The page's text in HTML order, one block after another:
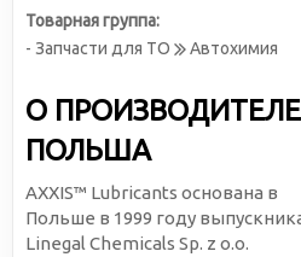
Товарная группа:
- Запчасти для ТО
Автохимия
О ПРОИЗВОДИТЕЛЕ
ПОЛЬША
AXXIS™ Lubricants основана в
Польше в 1999 году
Linegal Chemicals Sp. z o.o.